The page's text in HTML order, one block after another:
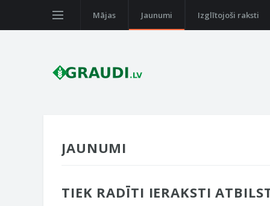
Mājas Jaunumi Izglītojoši raksti
JAUNUMI
TIEK RADĪTI IERAKSTI